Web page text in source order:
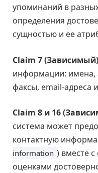
упоминаний в
определения
сущностью и ее
Claim 7
информации: имена,
факсы, email-адреса
Claim 8 и 16
система может
контактную
information ) вместе
оценками